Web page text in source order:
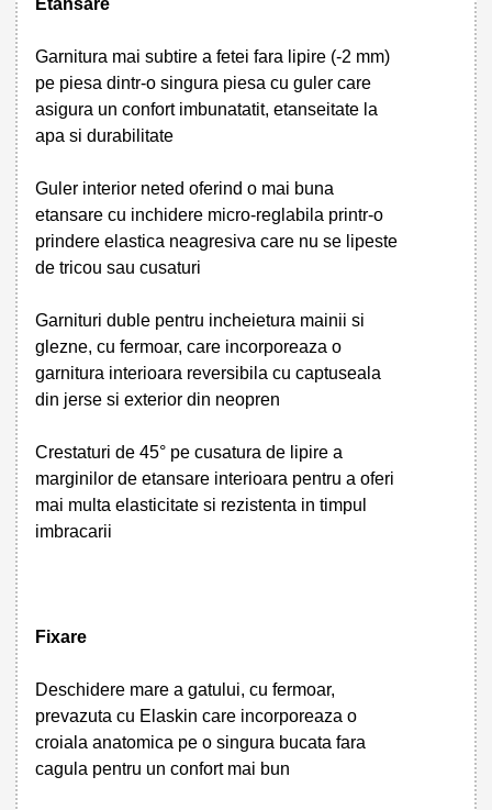
Garnitura mai subtire a fetei fara lipire (-2 mm)
pe piesa dintr-o singura piesa cu guler care
asigura un confort imbunatatit, etanseitate la
apa si durabilitate
Guler interior neted oferind o mai buna
etansare cu inchidere micro-reglabila printr-o
prindere elastica neagresiva care nu se lipeste
de tricou sau cusaturi
Garnituri duble pentru incheietura mainii si
glezne, cu fermoar, care incorporeaza o
garnitura interioara reversibila cu captuseala
din jerse si exterior din neopren
Crestaturi de 45° pe cusatura de lipire a
marginilor de etansare interioara pentru a oferi
mai multa elasticitate si rezistenta in timpul
imbracarii
Fixare
Deschidere mare a gatului, cu fermoar,
prevazuta cu Elaskin care incorporeaza o
croiala anatomica pe o singura bucata fara
cagula pentru un confort mai bun